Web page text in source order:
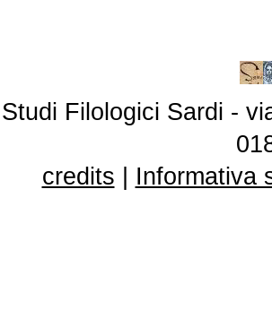
Filologici Sardi -
credits
Informativa